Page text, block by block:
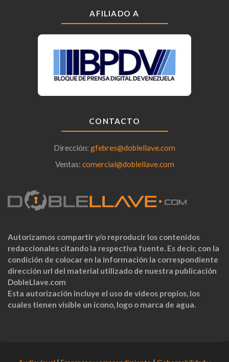
AFILIADO A
CONTACTO
Dirección: gfebres@doblellave.com
Ventas: comercial@doblellave.com
Autorizamos compartir y/o reproducir los contenidos
redaccionales citando la respectiva fuente. Es decir, con la
condición de colocar en la información la correspondiente
dirección url del material utilizado de nuestra publicación
DobleLlave.com
Esta autorización incluye el uso de videos propios, los
cuales tienen visible un ícono, logo o marca de agua.